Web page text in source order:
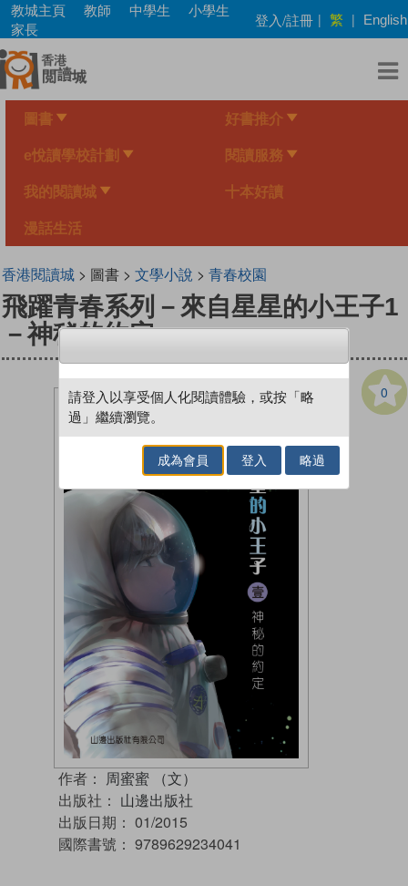
Skip
main
content
教城主頁 教師 中學生
小學生
家長
登入/註冊 | 繁 | English
圖書 好書推介
e悅讀學校計劃 閱讀服務
我的閱讀城 十本好讀
漫話生活
香港閱讀城> 圖書 > 文學小說 > 青春校園
飛躍青春系列－來自星星的小王子1
－神秘的約定
0
作者： 周蜜蜜 （文）
出版社： 山邊出版社
出版日期： 01/2015
國際書號： 9789629234041
請登入以享受個人化閱讀體驗，或按「略
過」繼續瀏覽。
成為會員 登入 略過